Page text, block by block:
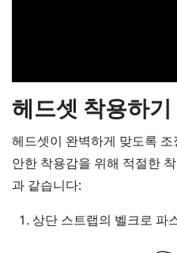
헤드셋 착용하기
헤드셋이 완벽하게 맞도록
안한 착용감을 위해 적절한
과 같습니다:
상단 스트랩의 벨크로 파